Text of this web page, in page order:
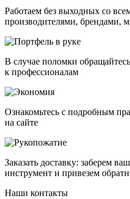
Работаем без выходных со
производителями, брендами,
В случае поломки обращайтесь
к профессионалам
Ознакомьтесь с подробным
на сайте
Заказать доставку: заберем ваш
инструмент и привезем
Наши контакты